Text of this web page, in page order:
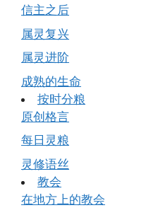
信主之后
属灵复兴
属灵进阶
成熟的生命
按时分粮
原创格言
每日灵粮
灵修语丝
教会
在地方上的教会